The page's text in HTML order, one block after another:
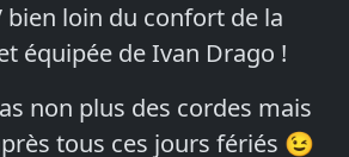
bien loin du confort de la
équipée de Ivan Drago !
non plus des cordes mais
tous ces jours fériés 😉